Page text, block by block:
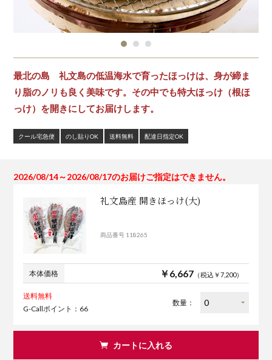
最北の島 礼文島の低温海水で育ったほっけは、身が締ま
り脂のノリも良く美味です。その中でも特大ほっけ（根ほ
っけ）を開きにしてお届けします。
クール宅急便 のし貼りOK 送料無料 配達日指定OK
2026/08/14～2026/08/17のお届けご指定はできません。
礼文島産 開きほっけ(大)
商品番号 118265
本体価格 ￥6,667（税込￥7,200）
送料無料
G-Callポイント：66
数量：
カートに入れる